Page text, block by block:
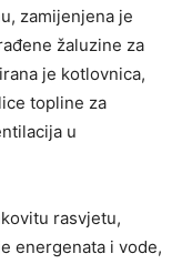
zamijenjena je
žaluzine za
je kotlovnica,
topline za
u
rasvjetu,
energenata i vode,